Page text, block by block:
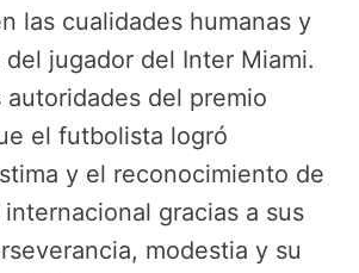
las cualidades humanas y
jugador del Inter Miami.
autoridades del premio
el futbolista logró
y el reconocimiento de
gracias a sus
modestia y su